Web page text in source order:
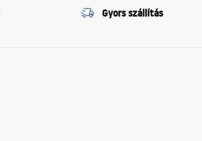
Gyors szállítás